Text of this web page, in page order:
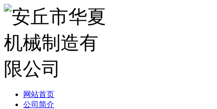
网站首页
公司简介